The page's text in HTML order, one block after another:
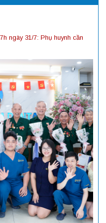
ngày 31/7: Phụ huynh cần